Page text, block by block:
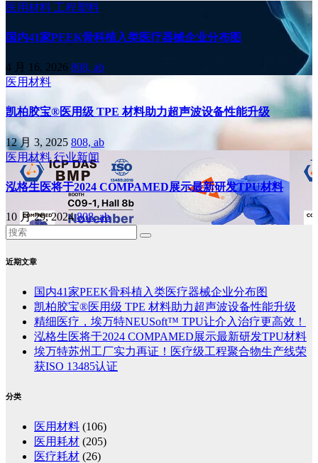
医用材料 工程塑料
国内41家PEEK骨科植入类医疗器械企业分布图
4 月 16, 2026 808, ab
医用材料
凯柏胶宝®医用级 TPE 材料助力超声波设备性能升级
12 月 3, 2025 808, ab
医用材料行业新闻
泓格生医将于2024 COMPAMED展示最新研发TPU材料
10 月 29, 2024808, ab
近期文章
国内41家PEEK骨科植入类医疗器械企业分布图
凯柏胶宝®医用级 TPE 材料助力超声波设备性能升级
精细医疗，埃万特NEUSoft™ TPU让介入治疗更高效！
泓格生医将于2024 COMPAMED展示最新研发TPU材料
埃万特苏州工厂实力再证！医疗级工程聚合物生产线荣
获ISO 13485认证
分类
医用材料 (106)
医用耗材 (205)
医疗耗材 (26)